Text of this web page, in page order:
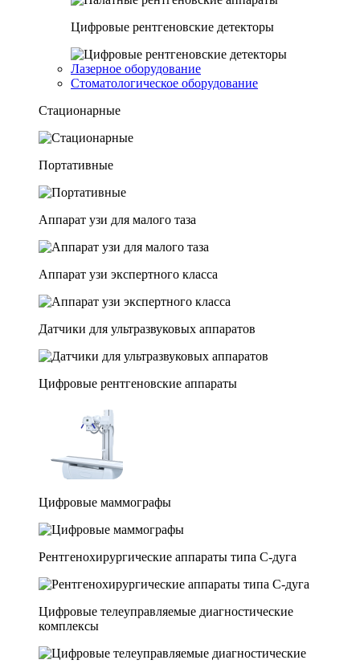
Цифровые рентгеновские детекторы
Лазерное оборудование
Стоматологическое оборудование
Стационарные
Портативные
Аппарат узи для малого таза
Аппарат узи экспертного класса
Датчики для ультразвуковых аппаратов
Цифровые рентгеновские аппараты
Цифровые маммографы
Рентгенохирургические аппараты типа C-дуга
Цифровые телеуправляемые диагностические
комплексы